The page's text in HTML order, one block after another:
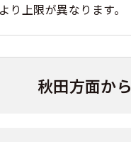
り上限が異なります。
秋田方面から